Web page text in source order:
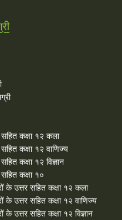
कक्षा १२ कला
कक्षा १२ वाणिज्य
कक्षा १२ विज्ञान
कक्षा १०
के उत्तर सहित कक्षा १२ कला
के उत्तर सहित कक्षा १२ वाणिज्य
के उत्तर सहित कक्षा १२ विज्ञान